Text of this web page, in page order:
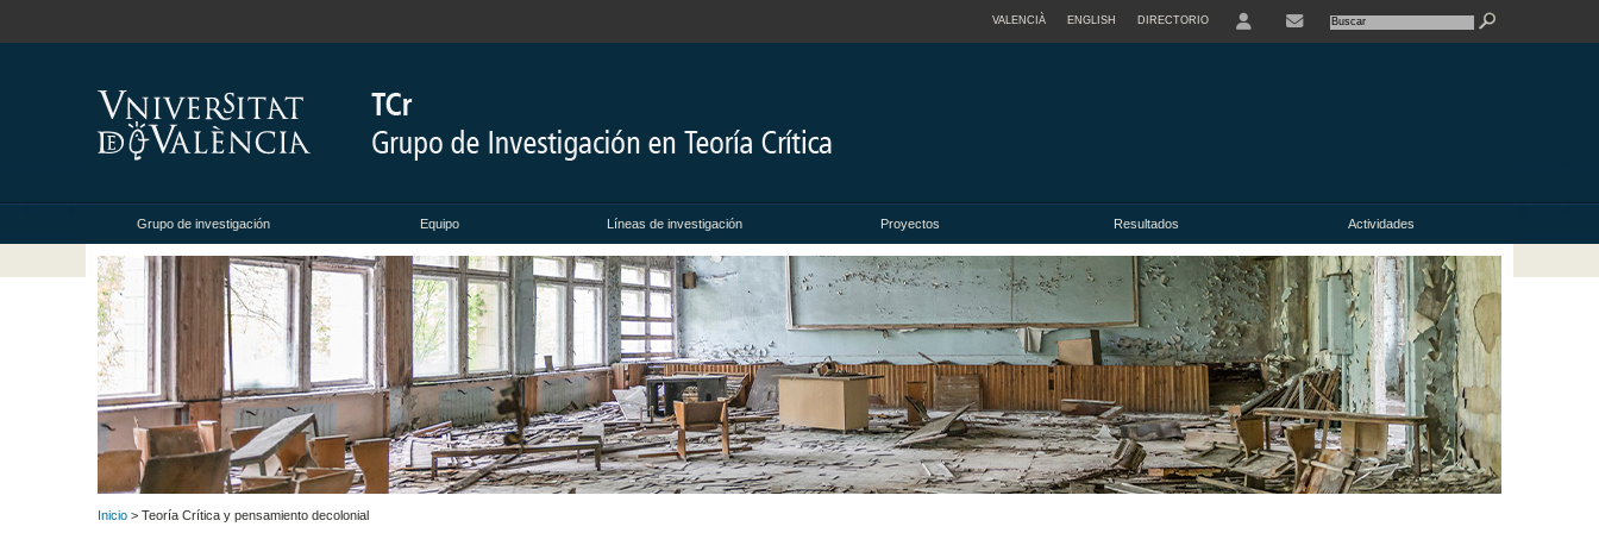
VALENCIÀ ENGLISH DIRECTORIO
Grupo de investigación Equipo Líneas de investigación Proyectos Resultados Actividades
Inicio > Teoría Crítica y pensamiento decolonial